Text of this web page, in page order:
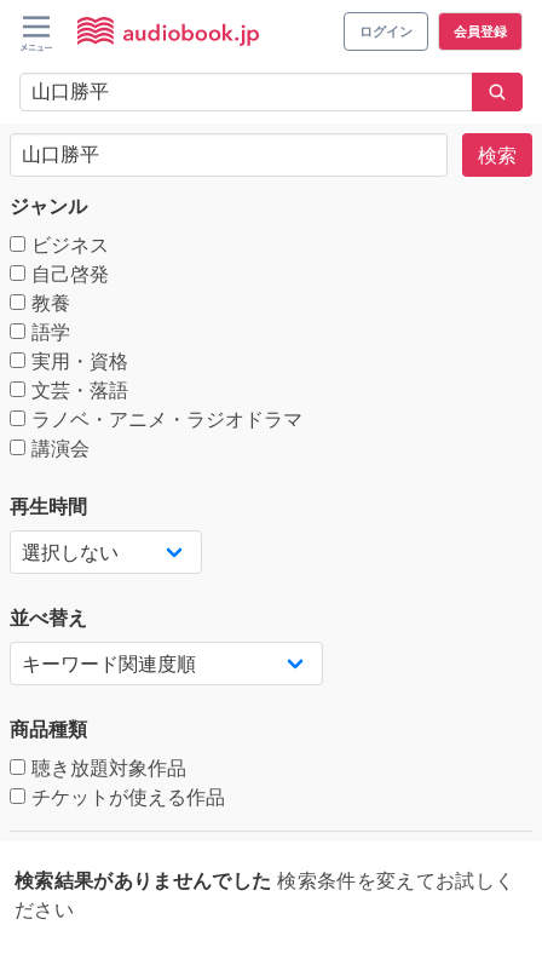
ログイン 会員登録
検索
ジャンル
ビジネス
自己啓発
教養
語学
実用・資格
文芸・落語
ラノベ・アニメ・ラジオドラマ
講演会
再生時間
並べ替え
商品種類
聴き放題対象作品
チケットが使える作品
検索結果がありませんでした 検索条件を変えてお試しく
ださい